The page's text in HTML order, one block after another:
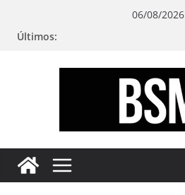
06/08/2026
Últimos:
sua
Mente